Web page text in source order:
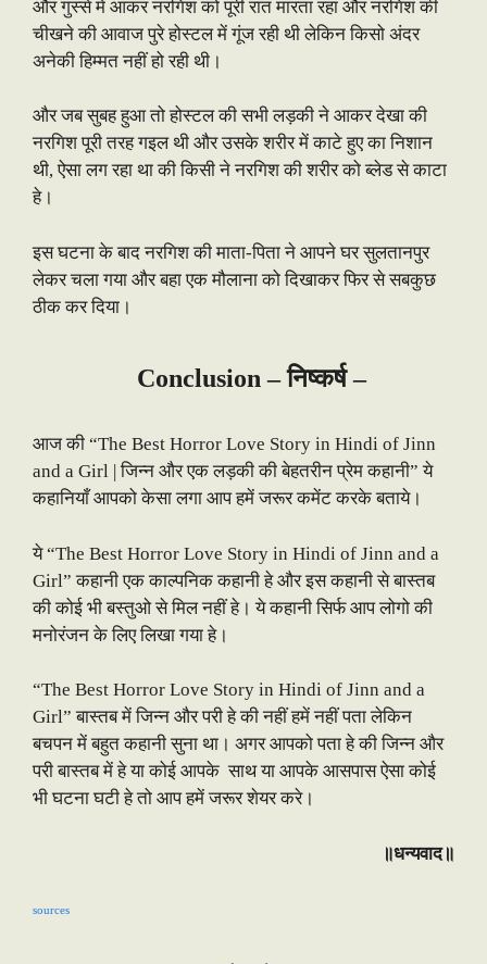
और गुस्से में आकर नरगिश को पूरी रात मारता रहा और नरगिश की
चीखने की आवाज पुरे होस्टल में गूंज रही थी लेकिन किसो अंदर
अनेकी हिम्मत नहीं हो रही थी।
और जब सुबह हुआ तो होस्टल की सभी लड़की ने आकर देखा की
नरगिश पूरी तरह गइल थी और उसके शरीर में काटे हुए का निशान
थी, ऐसा लग रहा था की किसी ने नरगिश की शरीर को ब्लेड से काटा
हे।
इस घटना के बाद नरगिश की माता-पिता ने आपने घर सुलतानपुर
लेकर चला गया और बहा एक मौलाना को दिखाकर फिर से सबकुछ
ठीक कर दिया।
Conclusion –निष्कर्ष –
आज की “The Best Horror Love Story in Hindi of Jinn
and a Girl | जिन्न और एक लड़की की बेहतरीन प्रेम कहानी” ये
कहानियाँ आपको केसा लगा आप हमें जरूर कमेंट करके बताये।
ये “The Best Horror Love Story in Hindi of Jinn and a
Girl” कहानी एक काल्पनिक कहानी हे और इस कहानी से बास्तब
की कोई भी बस्तुओ से मिल नहीं हे। ये कहानी सिर्फ आप लोगो की
मनोरंजन के लिए लिखा गया हे।
“The Best Horror Love Story in Hindi of Jinn and a
Girl” बास्तब में जिन्न और परी हे की नहीं हमें नहीं पता लेकिन
बचपन में बहुत कहानी सुना था। अगर आपको पता हे की जिन्न और
परी बास्तब में हे या कोई आपके साथ या आपके आसपास ऐसा कोई
भी घटना घटी हे तो आप हमें जरूर शेयर करे।
॥धन्यवाद॥
sources